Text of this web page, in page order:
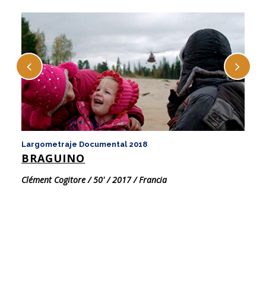
Largometraje Documental 2018
BRAGUINO
Clément Cogitore / 50' / 2017 / Francia